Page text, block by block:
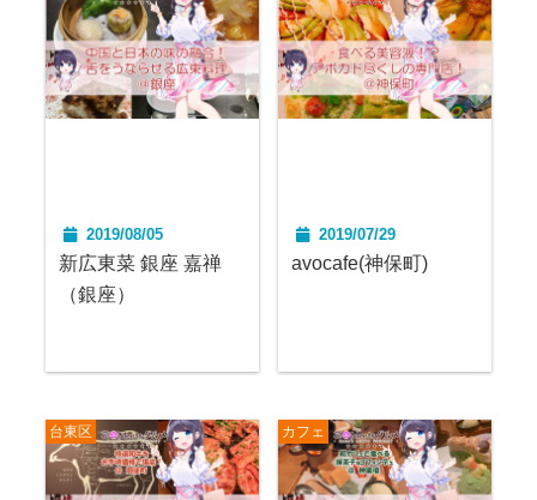
2019/08/05
新広東菜 銀座 嘉禅
（銀座）
2019/07/29
avocafe(神保町)
台東区 カフェ